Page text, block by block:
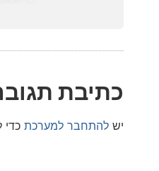
תגובה
למערכתכדי לכתוב תגובה.